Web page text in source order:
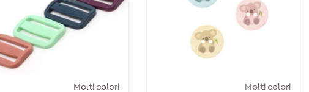
Molti colori Molti colori